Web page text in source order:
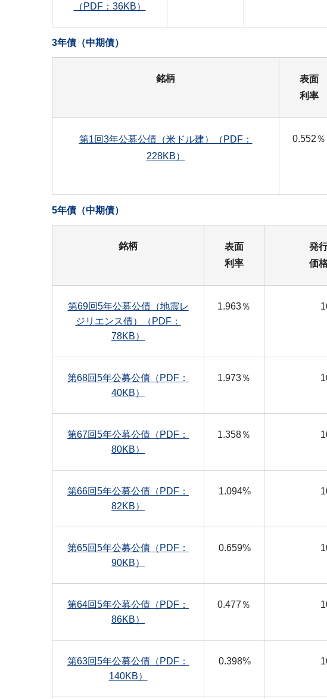
（PDF：36KB）
3年債（中期債）
銘柄
表面
利率
第1回3年公募公債（米ドル建）（PDF：
228KB）
0.552％
5年債（中期債）
銘柄
表面
利率
発
価
第69回5年公募公債（地震レ
ジリエンス債）（PDF：
78KB）
1.963％
第68回5年公募公債（PDF：
40KB）
1.973％
第67回5年公募公債（PDF：
80KB）
1.358％
第66回5年公募公債（PDF：
82KB）
1.094%
第65回5年公募公債（PDF：
90KB）
0.659%
第64回5年公募公債（PDF：
86KB）
0.477％
第63回5年公募公債（PDF：
140KB）
0.398%